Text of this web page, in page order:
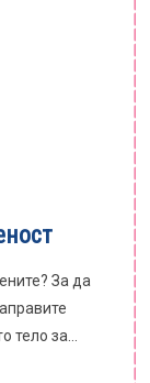
За да
тело за...